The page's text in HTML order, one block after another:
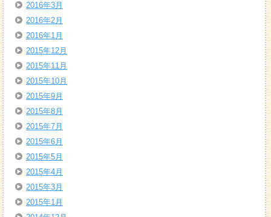
2016年3月
2016年2月
2016年1月
2015年12月
2015年11月
2015年10月
2015年9月
2015年8月
2015年7月
2015年6月
2015年5月
2015年4月
2015年3月
2015年1月